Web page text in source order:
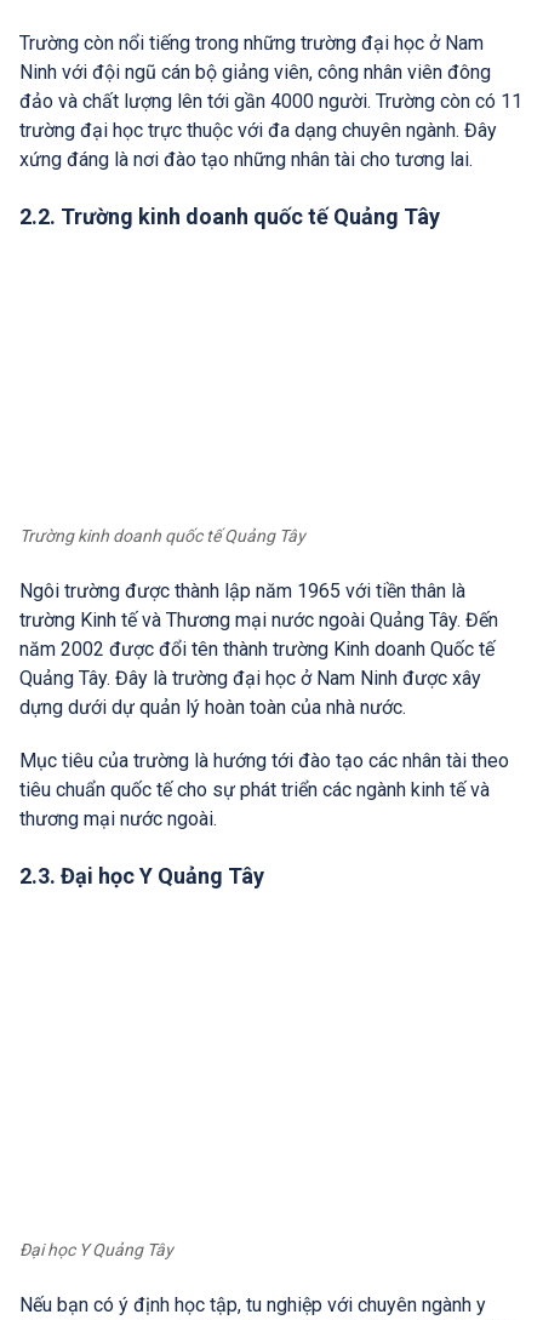
Trường còn nổi tiếng trong những trường đại học ở Nam
Ninh với đội ngũ cán bộ giảng viên, công nhân viên đông
đảo và chất lượng lên tới gần 4000 người. Trường còn có 11
trường đại học trực thuộc với đa dạng chuyên ngành. Đây
xứng đáng là nơi đào tạo những nhân tài cho tương lai.
2.2. Trường kinh doanh quốc tế Quảng Tây
Trường kinh doanh quốc tế Quảng Tây
Ngôi trường được thành lập năm 1965 với tiền thân là
trường Kinh tế và Thương mại nước ngoài Quảng Tây. Đến
năm 2002 được đổi tên thành trường Kinh doanh Quốc tế
Quảng Tây. Đây là trường đại học ở Nam Ninh được xây
dựng dưới dự quản lý hoàn toàn của nhà nước.
Mục tiêu của trường là hướng tới đào tạo các nhân tài theo
tiêu chuẩn quốc tế cho sự phát triển các ngành kinh tế và
thương mại nước ngoài.
2.3. Đại học Y Quảng Tây
Đại học Y Quảng Tây
Nếu bạn có ý định học tập, tu nghiệp với chuyên ngành y